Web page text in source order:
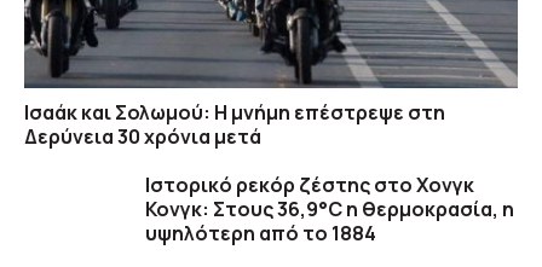
Ισαάκ και Σολωμού: Η μνήμη επέστρεψε στη
Δερύνεια 30 χρόνια μετά
Ιστορικό ρεκόρ ζέστης στο Χονγκ
Κονγκ: Στους 36,9°C η θερμοκρασία, η
υψηλότερη από το 1884